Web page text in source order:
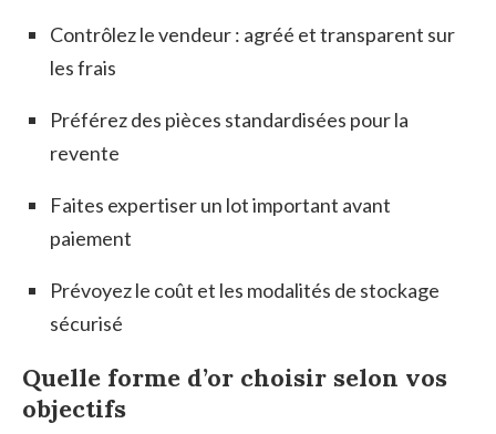
Contrôlez le vendeur : agréé et transparent sur
les frais
Préférez des pièces standardisées pour la
revente
Faites expertiser un lot important avant
paiement
Prévoyez le coût et les modalités de stockage
sécurisé
Quelle forme d’or choisir selon vos
objectifs